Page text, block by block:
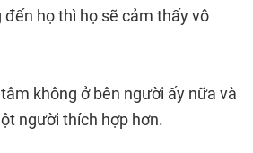
họ thì họ sẽ cảm thấy vô
không ở bên người ấy nữa và
người thích hợp hơn.